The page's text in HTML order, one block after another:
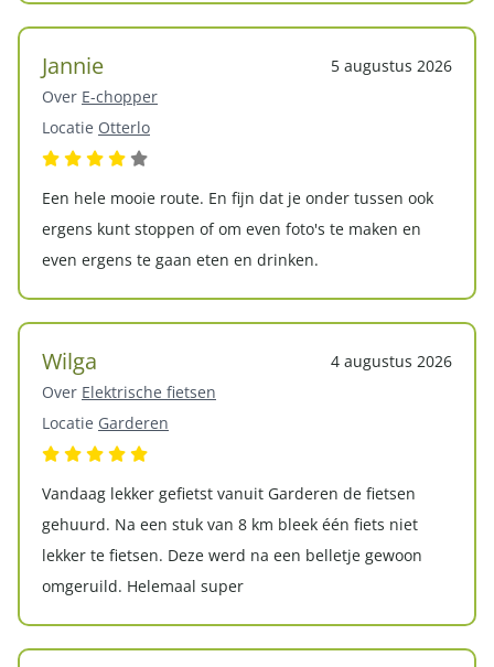
Jannie
5 augustus 2026
Over E-chopper
Locatie Otterlo
Een hele mooie route. En fijn dat je onder tussen ook
ergens kunt stoppen of om even foto's te maken en
even ergens te gaan eten en drinken.
Wilga
4 augustus 2026
Over Elektrische fietsen
Locatie Garderen
Vandaag lekker gefietst vanuit Garderen de fietsen
gehuurd. Na een stuk van 8 km bleek één fiets niet
lekker te fietsen. Deze werd na een belletje gewoon
omgeruild. Helemaal super